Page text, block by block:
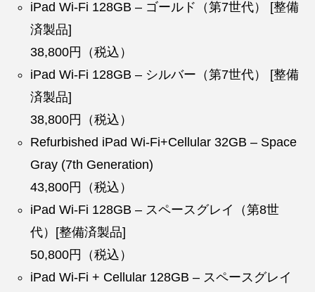
iPad Wi-Fi 128GB – ゴールド（第7世代） [整備
済製品]
38,800円（税込）
iPad Wi-Fi 128GB – シルバー（第7世代） [整備
済製品]
38,800円（税込）
Refurbished iPad Wi-Fi+Cellular 32GB – Space
Gray (7th Generation)
43,800円（税込）
iPad Wi-Fi 128GB – スペースグレイ（第8世
代）[整備済製品]
50,800円（税込）
iPad Wi-Fi + Cellular 128GB – スペースグレイ